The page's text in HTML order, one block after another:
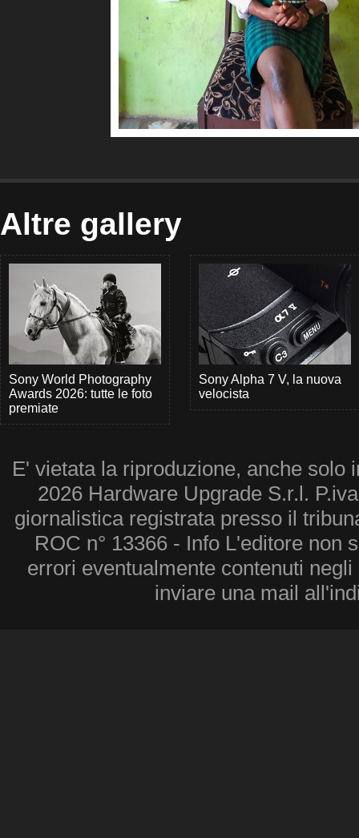
Altre gallery
Sony World Photography
Awards 2026: tutte le foto
premiate
Sony Alpha 7 V, la nuova
velocista
E' vietata la riproduzione, anche solo
2026 Hardware Upgrade S.r.l.
giornalistica registrata presso il
ROC n° 13366 - Info L'editore non
errori eventualmente contenuti
inviare una mail